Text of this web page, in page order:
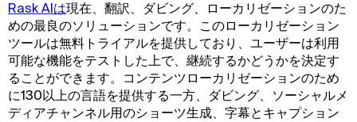
Rask AIは現在、翻訳、ダビング、ローカリゼーションのた
めの最良のソリューションです。このローカリゼーション
ツールは無料トライアルを提供しており、ユーザーは利用
可能な機能をテストした上で、継続するかどうかを決定す
ることができます。コンテンツローカリゼーションのため
に130以上の言語を提供する一方、ダビング、ソーシャルメ
ディアチャンネル用のショーツ生成、字幕とキャプション